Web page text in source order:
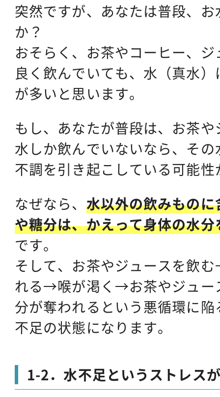
突然ですが、あなたは普段、
か？
おそらく、お茶やコーヒー、
良く飲んでいても、水（真水
が多いと思います。
もし、あなたが普段は、お茶
水しか飲んでいないなら、そ
不調を引き起こしている可能
なぜなら、 水以外の飲みもの
や糖分は、かえって身体の水
です。
そして、お茶やジュースを飲
れる→喉が渇く→お茶やジュ
分が奪われるという悪循環に
不足の状態になります。
1-2．水不足というストレス